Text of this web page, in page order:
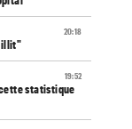
20:18
19:52
statistique